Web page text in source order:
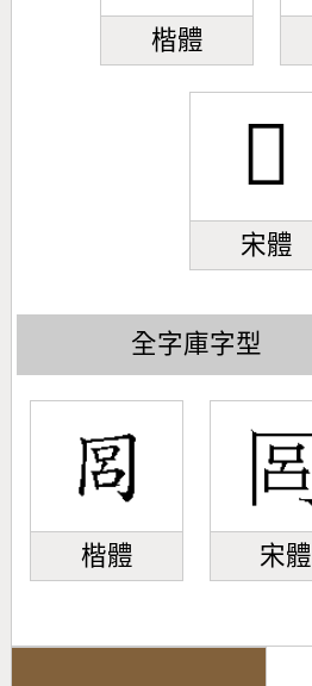
楷體
󻒾
宋體
全字庫字型
楷體 宋體